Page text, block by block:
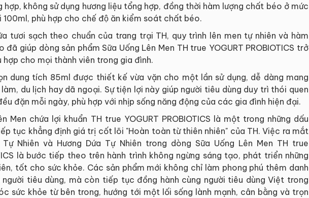
không sử dụng hương liệu tổng hợp, đồng thời hàm lượng chất béo ở mức
100ml, phù hợp cho chế độ ăn kiểm soát chất béo.
tươi sạch theo chuẩn của trang trại TH, quy trình lên men tự nhiên và hàm
đã giúp dòng sản phẩm Sữa Uống Lên Men TH true YOGURT PROBIOTICS trở
hợp cho mọi thành viên trong gia đình.
dung tích 85ml được thiết kế vừa vặn cho một lần sử dụng, dễ dàng mang
du lịch hay dã ngoại. Sự tiện lợi này giúp người tiêu dùng duy trì thói quen
đặn mỗi ngày, phù hợp với nhịp sống năng động của các gia đình hiện đại.
Men chứa lợi khuẩn TH true YOGURT PROBIOTICS là một trong những dấu
tục khẳng định giá trị cốt lõi "Hoàn toàn từ thiên nhiên" của TH. Việc ra mắt
Nhiên và Hương Dứa Tự Nhiên trong dòng Sữa Uống Lên Men TH true
là bước tiếp theo trên hành trình không ngừng sáng tạo, phát triển những
tốt cho sức khỏe. Các sản phẩm mới không chỉ làm phong phú thêm danh
tiêu dùng, mà còn tiếp tục đồng hành cùng người tiêu dùng Việt trong
sức khỏe từ bên trong, hướng tới một lối sống lành mạnh, cân bằng và trọn